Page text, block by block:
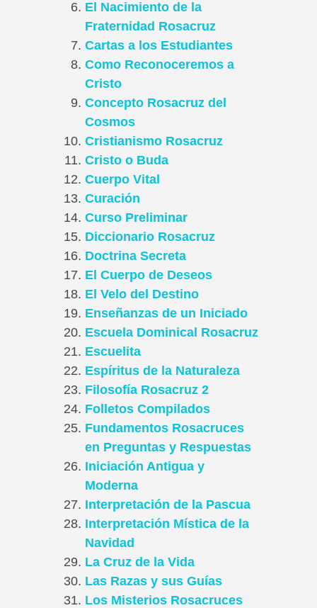
El Nacimiento de la
Fraternidad Rosacruz
Cartas a los Estudiantes
Como Reconoceremos a
Cristo
Concepto Rosacruz del
Cosmos
Cristianismo Rosacruz
Cristo o Buda
Cuerpo Vital
Curación
Curso Preliminar
Diccionario Rosacruz
Doctrina Secreta
El Cuerpo de Deseos
El Velo del Destino
Enseñanzas de un Iniciado
Escuela Dominical Rosacruz
Escuelita
Espíritus de la Naturaleza
Filosofía Rosacruz 2
Folletos Compilados
Fundamentos Rosacruces
en Preguntas y Respuestas
Iniciación Antigua y
Moderna
Interpretación de la Pascua
Interpretación Mística de la
Navidad
La Cruz de la Vida
Las Razas y sus Guías
Los Misterios Rosacruces